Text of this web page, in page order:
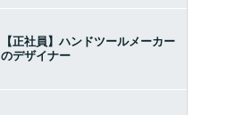
【正社員】ハンドツールメーカー
のデザイナー